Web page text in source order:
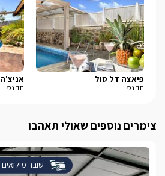
פיאצה דל סול
חד נס
אניצ'ה
חד נס
צימרים נוספים שאולי תאהבו
שובר מילואים